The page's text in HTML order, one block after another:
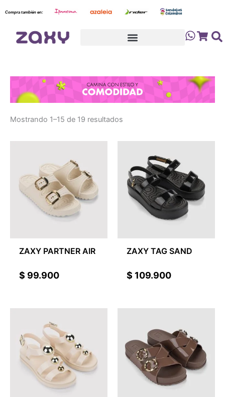
contenido
Compra también en:
Cart
Mostrando 1–15 de 19 resultados
by
latest
ZAXY PARTNER AIR
$ 99.900
ZAXY TAG SAND
$ 109.900